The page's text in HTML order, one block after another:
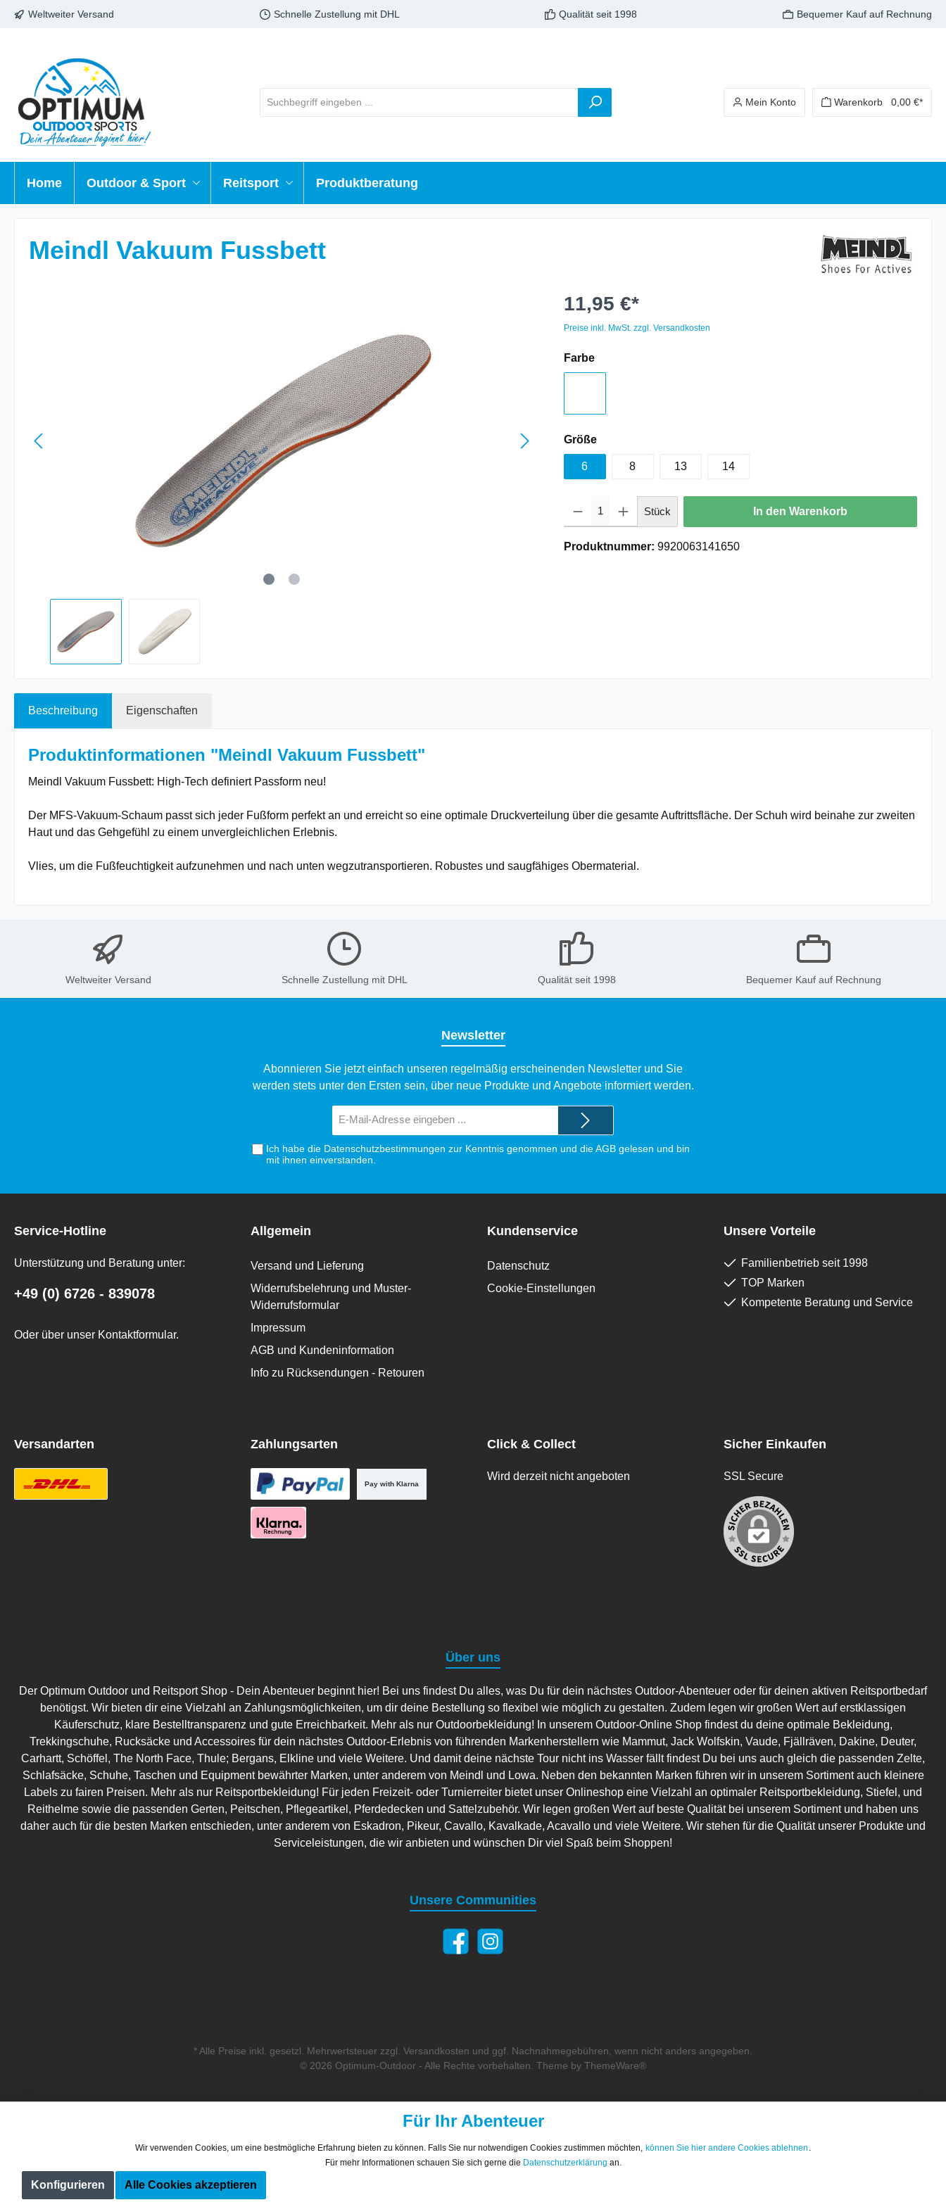
Weltweiter Versand Schnelle Zustellung mit DHL Qualität seit 1998 Bequemer Kauf auf Rechnung
Mein Konto Warenkorb 0,00 €*
Home Outdoor & Sport Reitsport Produktberatung
Meindl Vakuum Fussbett
11,95 €*
Preise inkl. MwSt. zzgl. Versandkosten
Farbe
Größe
6 8 13 14
Stück In den Warenkorb
Produktnummer: 9920063141650
Beschreibung Eigenschaften
Produktinformationen "Meindl Vakuum Fussbett"
Meindl Vakuum Fussbett: High-Tech definiert Passform neu!
Der MFS-Vakuum-Schaum passt sich jeder Fußform perfekt an und erreicht so eine optimale Druckverteilung über die gesamte Auftrittsfläche. Der Schuh wird beinahe zur zweiten
Haut und das Gehgefühl zu einem unvergleichlichen Erlebnis.
Vlies, um die Fußfeuchtigkeit aufzunehmen und nach unten wegzutransportieren. Robustes und saugfähiges Obermaterial.
Weltweiter Versand Schnelle Zustellung mit DHL Qualität seit 1998 Bequemer Kauf auf Rechnung
Newsletter
Abonnieren Sie jetzt einfach unseren regelmäßig erscheinenden Newsletter und Sie
werden stets unter den Ersten sein, über neue Produkte und Angebote informiert werden.
Mail-
Adresse*
Ich habe die Datenschutzbestimmungen zur Kenntnis genommen und dieAGB gelesen und bin
mit ihnen einverstanden.
Service-Hotline
Unterstützung und Beratung unter:
+49 (0) 6726 - 839078
Oder über unser Kontaktformular.
Allgemein
Versand und Lieferung
Widerrufsbelehrung und Muster-
Widerrufsformular
Impressum
AGB und Kundeninformation
Info zu Rücksendungen - Retouren
Kundenservice
Datenschutz
Cookie-Einstellungen
Unsere Vorteile
Familienbetrieb seit 1998
TOP Marken
Kompetente Beratung und Service
Versandarten Zahlungsarten
Pay with Klarna
Click & Collect
Wird derzeit nicht angeboten
Sicher Einkaufen
SSL Secure
Über uns
Der Optimum Outdoor und Reitsport Shop - Dein Abenteuer beginnt hier! Bei uns findest Du alles, was Du für dein nächstes Outdoor-Abenteuer oder für deinen aktiven Reitsportbedarf
benötigst. Wir bieten dir eine Vielzahl an Zahlungsmöglichkeiten, um dir deine Bestellung so flexibel wie möglich zu gestalten. Zudem legen wir großen Wert auf erstklassigen
Käuferschutz, klare Bestelltransparenz und gute Erreichbarkeit. Mehr als nur Outdoorbekleidung! In unserem Outdoor-Online Shop findest du deine optimale Bekleidung,
Trekkingschuhe, Rucksäcke und Accessoires für dein nächstes Outdoor-Erlebnis von führenden Markenherstellern wie Mammut, Jack Wolfskin, Vaude, Fjällräven, Dakine, Deuter,
Carhartt, Schöffel, The North Face, Thule; Bergans, Elkline und viele Weitere. Und damit deine nächste Tour nicht ins Wasser fällt findest Du bei uns auch gleich die passenden Zelte,
Schlafsäcke, Schuhe, Taschen und Equipment bewährter Marken, unter anderem von Meindl und Lowa. Neben den bekannten Marken führen wir in unserem Sortiment auch kleinere
Labels zu fairen Preisen. Mehr als nur Reitsportbekleidung! Für jeden Freizeit- oder Turnierreiter bietet unser Onlineshop eine Vielzahl an optimaler Reitsportbekleidung, Stiefel, und
Reithelme sowie die passenden Gerten, Peitschen, Pflegeartikel, Pferdedecken und Sattelzubehör. Wir legen großen Wert auf beste Qualität bei unserem Sortiment und haben uns
daher auch für die besten Marken entschieden, unter anderem von Eskadron, Pikeur, Cavallo, Kavalkade, Acavallo und viele Weitere. Wir stehen für die Qualität unserer Produkte und
Serviceleistungen, die wir anbieten und wünschen Dir viel Spaß beim Shoppen!
Unsere Communities
* Alle Preise inkl. gesetzl. Mehrwertsteuer zzgl. Versandkosten und ggf. Nachnahmegebühren, wenn nicht anders angegeben.
© 2026 Optimum-Outdoor - Alle Rechte vorbehalten. Theme by ThemeWare®
Für Ihr Abenteuer
Wir verwenden Cookies, um eine bestmögliche Erfahrung bieten zu können. Falls Sie nur notwendigen Cookies zustimmen möchten, können Sie hier andere Cookies ablehnen .
Für mehr Informationen schauen Sie sich gerne die Datenschutzerklärung an.
Konfigurieren Alle Cookies akzeptieren